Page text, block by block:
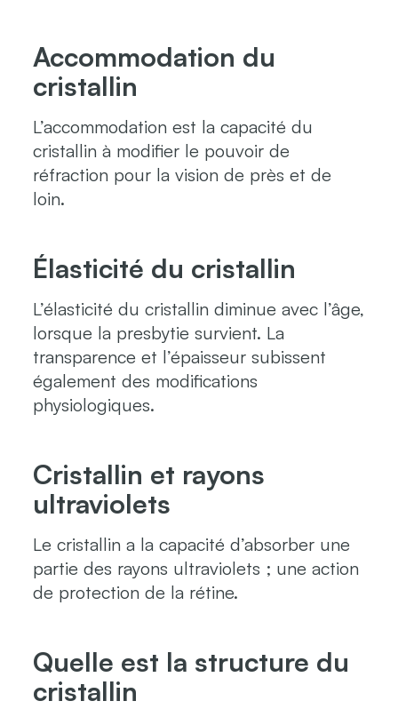
Accommodation du
cristallin
L’accommodation est la capacité du
cristallin à modifier le pouvoir de
réfraction pour la vision de près et de
loin.
Élasticité du cristallin
L’élasticité du cristallin diminue avec l’âge,
lorsque la presbytie survient. La
transparence et l’épaisseur subissent
également des modifications
physiologiques.
Cristallin et rayons
ultraviolets
Le cristallin a la capacité d’absorber une
partie des rayons ultraviolets ; une action
de protection de la rétine.
Quelle est la structure du
cristallin